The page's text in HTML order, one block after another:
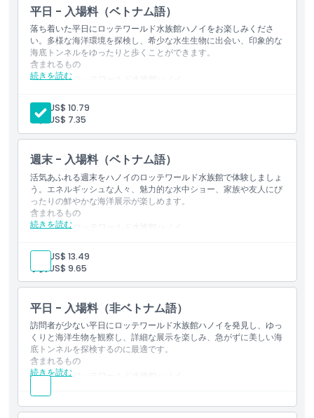
含まれるもの
子供／大人ポリシー
除外事項
注意事項
場所
キャンセルポリシー
平日 - 入場料（ベトナム語）
落ち着いた平日にロッテワールド水族館ハノイをお楽しみくださ
い。多様な海洋環境を探検し、希少な水生生物に出会い、印象的な
海底トンネルをゆったりと歩くことができます。
続きを読む
含まれるもの
入場：ロッテワールド水族館ハノイ
メインタンクエリア（オーシャンスクエア）での海洋生物学プ
レゼンテーションプログラム
大人: US$ 10.79
子供:
US$ 7.35
週末 - 入場料（ベトナム語）
活気あふれる週末をハノイのロッテワールド水族館で体験しましょ
う。エネルギッシュな人々、魅力的な水中ショー、家族や友人にぴ
ったりの鮮やかな海洋展示が楽しめます。
続きを読む
含まれるもの
入場：ロッテワールド水族館ハノイ
メインタンクエリア（オーシャンスクエア）での海洋生物学プ
レゼンテーションプログラム
大人: US$ 13.49
子供:US$ 9.65
平日 - 入場料（非ベトナム語）
訪問者が少ない平日にロッテワールド水族館ハノイを発見し、ゆっ
くりと海洋生物を観察し、詳細な展示を楽しみ、急がずに美しい海
底トンネルを探検するのに最適です。
続きを読む
含まれるもの
入場：ロッテワールド水族館ハノイ
メインタンクエリア（オーシャンスクエア）での海洋生物学プ
レゼンテーションプログラム